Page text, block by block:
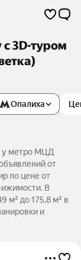
3D-туром
Опалиха
у метро МЦД
от
по цене от
В
м² до 175,8 м² в
и